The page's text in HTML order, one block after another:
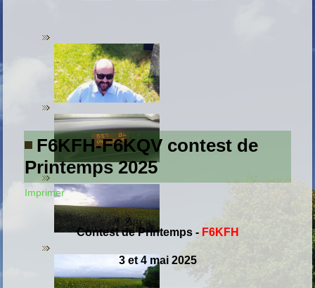
F6KFH-F6KQV contest de
Printemps 2025
Imprimer
Contest de Printemps -F6KFH
3 et 4 mai 2025